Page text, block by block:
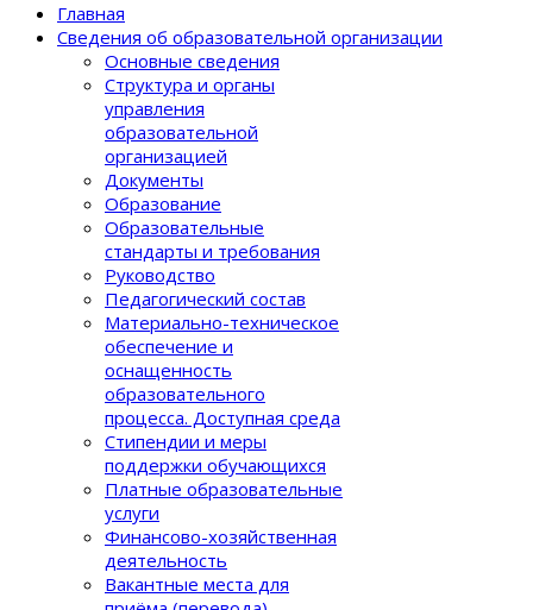
Главная
Сведения об образовательной организации
Основные сведения
Структура и органы
управления
образовательной
организацией
Документы
Образование
Образовательные
стандарты и требования
Руководство
Педагогический состав
Материально-техническое
обеспечение и
оснащенность
образовательного
процеcса. Доступная среда
Стипендии и меры
поддержки обучающихся
Платные образовательные
услуги
Финансово-хозяйственная
деятельность
Вакантные места для